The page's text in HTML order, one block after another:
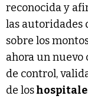
reconocida y
las autoridades
sobre los
ahora un
de control,
de los